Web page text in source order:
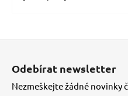
Odebírat newsletter
Nezmeškejte žádné novinky